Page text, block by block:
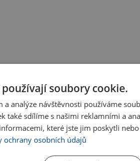
soubory cookie.
a analýze návštěvnosti používáme
také sdílíme s našimi reklamními a
které jste jim poskytli
ochrany osobních údajů